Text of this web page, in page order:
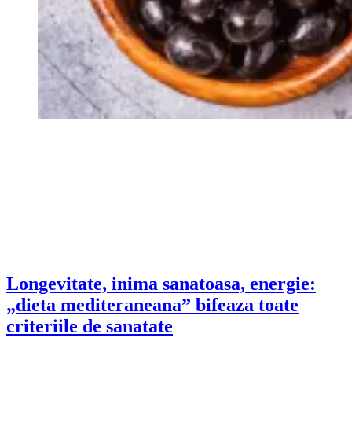
Longevitate, inima sanatoasa, energie:
„dieta mediteraneana” bifeaza toate
criteriile de sanatate